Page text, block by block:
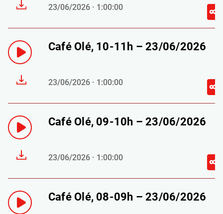
23/06/2026 · 1:00:00
Café Olé, 10-11h – 23/06/2026
23/06/2026 · 1:00:00
Café Olé, 09-10h – 23/06/2026
23/06/2026 · 1:00:00
Café Olé, 08-09h – 23/06/2026